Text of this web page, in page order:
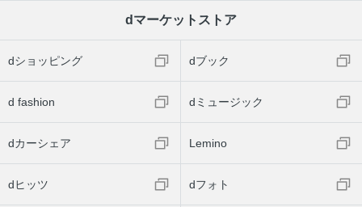
dマーケットストア
dショッピング dブック
d fashion dミュージック
dカーシェア Lemino
dヒッツ dフォト